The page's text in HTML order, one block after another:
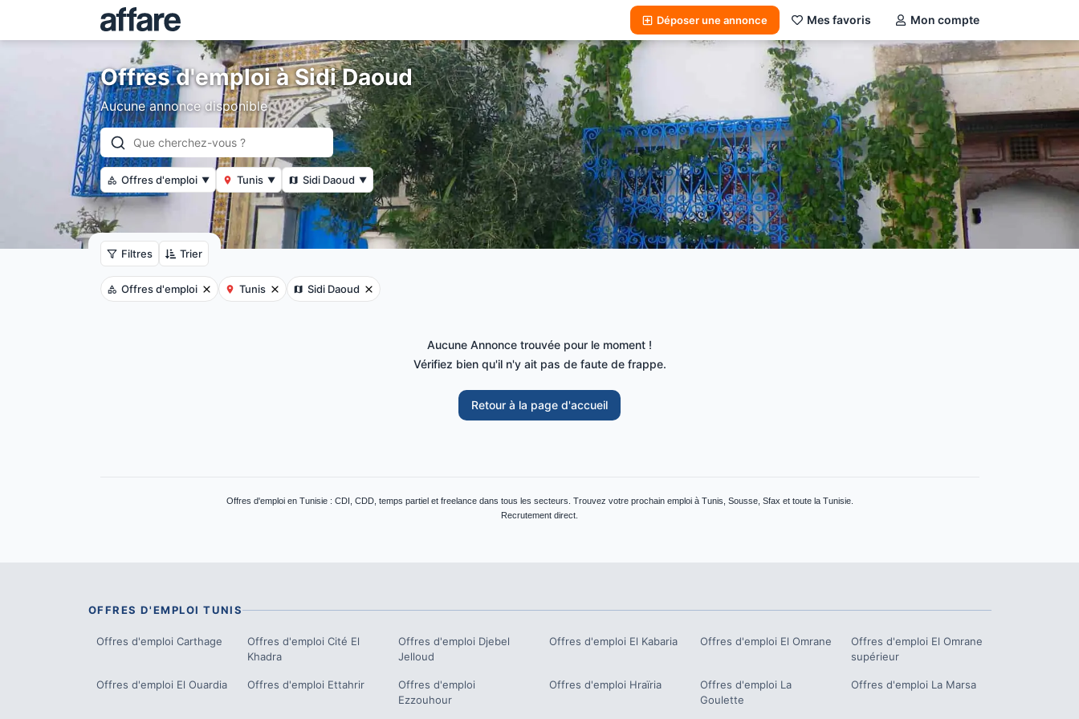
Déposer une annonce Mes favoris Mon compte
Offres d'emploi à Sidi Daoud
Aucune annonce disponible
Offres d'emploi ▼ Tunis ▼ Sidi Daoud ▼
Filtres Trier
Offres d'emploi Tunis Sidi Daoud
Aucune Annonce trouvée pour le moment !
Vérifiez bien qu'il n'y ait pas de faute de frappe.
Retour à la page d'accueil
Offres d'emploi en Tunisie : CDI, CDD, temps partiel et freelance dans tous les secteurs. Trouvez votre prochain emploi à Tunis, Sousse, Sfax et toute la Tunisie.
Recrutement direct.
OFFRES D'EMPLOI TUNIS
Offres d'emploi Carthage Offres d'emploi Cité El
Khadra
Offres d'emploi Djebel
Jelloud
Offres d'emploi El Kabaria Offres d'emploi El Omrane Offres d'emploi El Omrane
supérieur
Offres d'emploi El Ouardia Offres d'emploi Ettahrir
Offres d'emploi
Ezzouhour
Offres d'emploi Hraïria Offres d'emploi La
Goulette
Offres d'emploi La Marsa